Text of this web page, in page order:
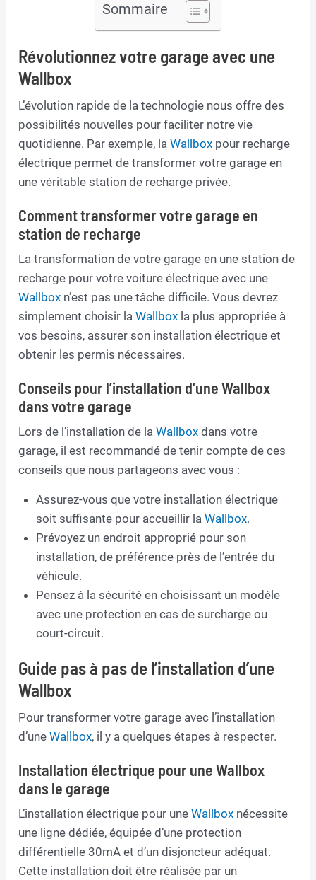
Sommaire
Révolutionnez votre garage avec une
Wallbox
L’évolution rapide de la technologie nous offre des
possibilités nouvelles pour faciliter notre vie
quotidienne. Par exemple, laWallbox pour recharge
électrique permet de transformer votre garage en
une véritable station de recharge privée.
Comment transformer votre garage en
station de recharge
La transformation de votre garage en une station de
recharge pour votre voiture électrique avec une
Wallbox n’est pas une tâche difficile. Vous devrez
simplement choisir laWallbox la plus appropriée à
vos besoins, assurer son installation électrique et
obtenir les permis nécessaires.
Conseils pour l’installation d’une Wallbox
dans votre garage
Lors de l’installation de laWallbox dans votre
garage, il est recommandé de tenir compte de ces
conseils que nous partageons avec vous :
Assurez-vous que votre installation électrique
soit suffisante pour accueillir laWallbox.
Prévoyez un endroit approprié pour son
installation, de préférence près de l’entrée du
véhicule.
Pensez à la sécurité en choisissant un modèle
avec une protection en cas de surcharge ou
court-circuit.
Guide pas à pas de l’installation d’une
Wallbox
Pour transformer votre garage avec l’installation
d’uneWallbox, il y a quelques étapes à respecter.
Installation électrique pour une Wallbox
dans le garage
L’installation électrique pour uneWallbox nécessite
une ligne dédiée, équipée d’une protection
différentielle 30mA et d’un disjoncteur adéquat.
Cette installation doit être réalisée par un